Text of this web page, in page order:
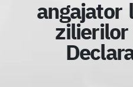
angajator